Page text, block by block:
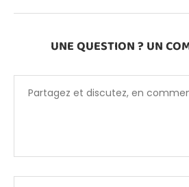
UNE QUESTION ? UN